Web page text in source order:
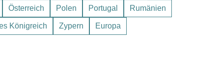
Österreich Polen Portugal Rumänien
Königreich Zypern Europa